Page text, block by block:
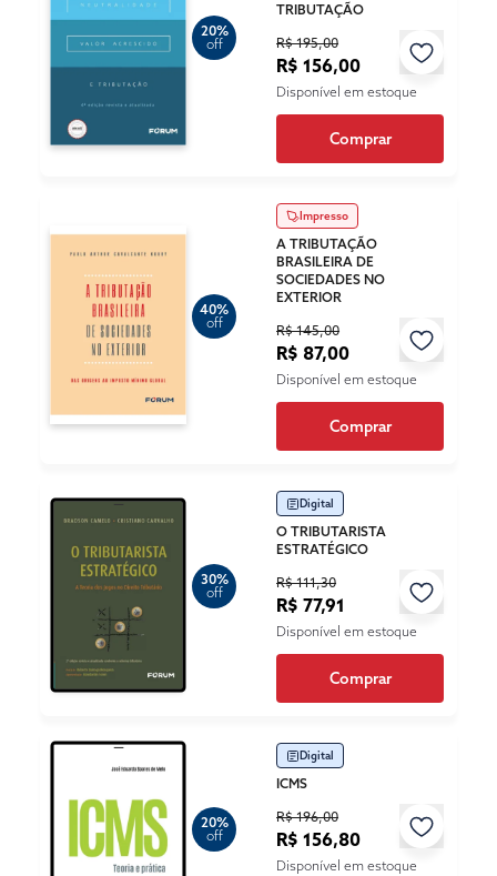
20%
off
TRIBUTAÇÃO
R$ 195,00
R$ 156,00
Disponível em estoque
Comprar
40%
off
Impresso
A TRIBUTAÇÃO
BRASILEIRA DE
SOCIEDADES NO
EXTERIOR
R$ 145,00
R$ 87,00
Disponível em estoque
Comprar
30%
off
Digital
O TRIBUTARISTA
ESTRATÉGICO
R$ 111,30
R$ 77,91
Disponível em estoque
Comprar
20%
off
Digital
ICMS
R$ 196,00
R$ 156,80
Disponível em estoque